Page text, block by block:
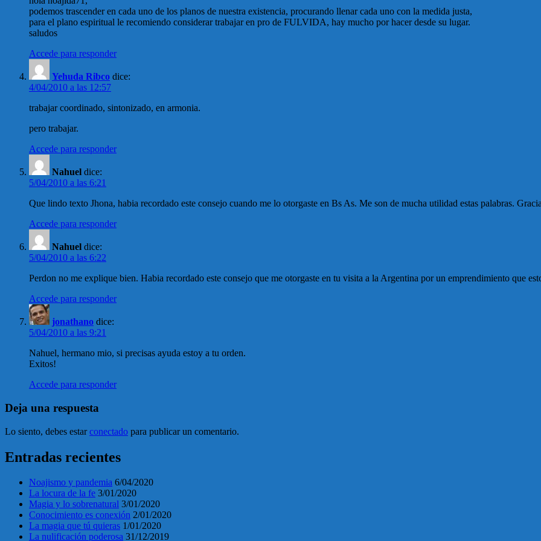
podemos trascender en cada uno de los planos de nuestra existencia, procurando llenar cada uno con la medida justa,
para el plano espiritual le recomiendo considerar trabajar en pro de FULVIDA, hay mucho por hacer desde su lugar.
saludos
Accede para responder
Yehuda Ribco dice:
4/04/2010 a las 12:57
trabajar coordinado, sintonizado, en armonia.
pero trabajar.
Accede para responder
Nahuel dice:
5/04/2010 a las 6:21
Que lindo texto Jhona, habia recordado este consejo cuando me lo otorgaste en Bs As. Me son de mucha utilidad estas palabras.
Accede para responder
Nahuel dice:
5/04/2010 a las 6:22
Perdon no me explique bien. Habia recordado este consejo que me otorgaste en tu visita a la Argentina por un emprendimiento que
Accede para responder
jonathano dice:
5/04/2010 a las 9:21
Nahuel, hermano mio, si precisas ayuda estoy a tu orden.
Exitos!
Accede para responder
Deja una respuesta
Lo siento, debes estarconectado para publicar un comentario.
Entradas recientes
Noajismo y pandemia 6/04/2020
La locura de la fe 3/01/2020
Magia y lo sobrenatural 3/01/2020
Conocimiento es conexión 2/01/2020
La magia que tú quieras 1/01/2020
La nulificación poderosa 31/12/2019